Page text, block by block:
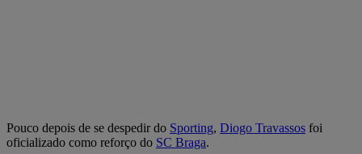
Pouco depois de se despedir do Sporting, Diogo Travassos foi
oficializado como reforço do SC Braga.